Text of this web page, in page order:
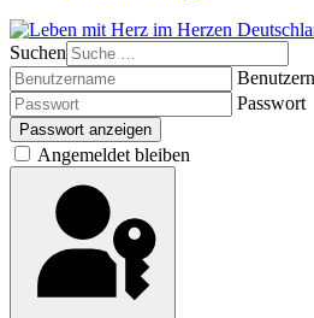
Suchen
Passwort
Passwort anzeigen
Angemeldet bleiben